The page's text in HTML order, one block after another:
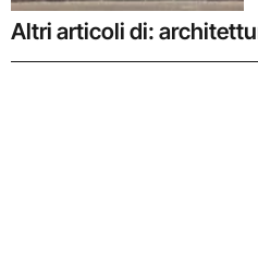
Altri articoli di: